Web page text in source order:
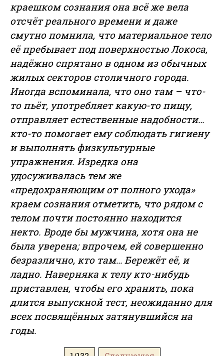
краешком сознания она всё же вела
отсчёт реального времени и даже
смутно помнила, что материальное тело
её пребывает под поверхностью Локоса,
надёжно спрятано в одном из обычных
жилых секторов столичного города.
Иногда вспоминала, что оно там – что-
то пьёт, употребляет какую-то пищу,
отправляет естественные надобности…
кто-то помогает ему соблюдать гигиену
и выполнять физкультурные
упражнения. Изредка она
удосуживалась тем же
«предохраняющим от полного ухода»
краем сознания отметить, что рядом с
телом почти постоянно находится
некто. Вроде бы мужчина, хотя она не
была уверена; впрочем, ей совершенно
безразлично, кто там… Бережёт её, и
ладно. Наверняка к телу кто-нибудь
приставлен, чтобы его хранить, пока
длится выпускной тест, неожиданно для
всех посвящённых затянувшийся на
годы.